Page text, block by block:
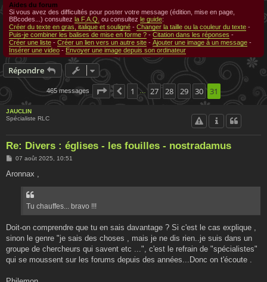
Aides du forum
Si vous avez des difficultés pour poster votre message (édition, mise en page,
BBcodes...) consultez la F.A.Q. ou consultez le guide:
Créer du texte en gras, italique et souligné - Changer la taille ou la couleur du texte -
Puis-je combiner les balises de mise en forme ? - Citation dans les réponses -
Créer une liste - Créer un lien vers un autre site - Ajouter une image à un message -
Insérer une video - Envoyer une image depuis son ordinateur
Répondre
465 messages Page 31 sur 31
Précédente
1 … 27 28 29 30 31
JAUCLIN
Spécialiste RLC
Re: Divers : églises - les fouilles - nostradamus
M
s
07 août 2025, 10:51
Aronnax ,
Tu chauffes... bravo !!!
Doit-on comprendre que tu en sais davantage ? Si c'est le cas explique ,
sinon le genre "je sais des choses , mais je ne dis rien..je suis dans un
groupe de chercheurs qui savent etc ...", c'est le refrain de "spécialistes"
qui se moussent sur les forums depuis des années...Donc on t'écoute .